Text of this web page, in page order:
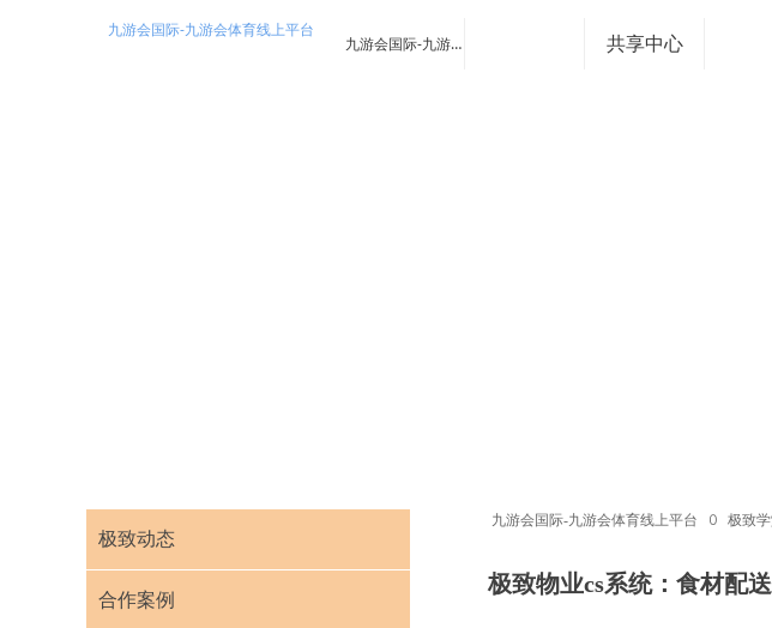
九游会国际-九游会体育线上平台
九游会国际-九游会体育线上平台 共享中心
极致物业cs系统：食材配
九游会国际-九游会体育线上平台 ꄲ 极致
极致动态
合作案例